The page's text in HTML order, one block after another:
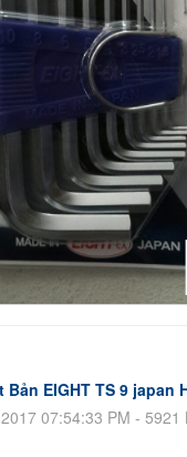
EIGHT TS 9 japan
07:54:33 PM - 5921